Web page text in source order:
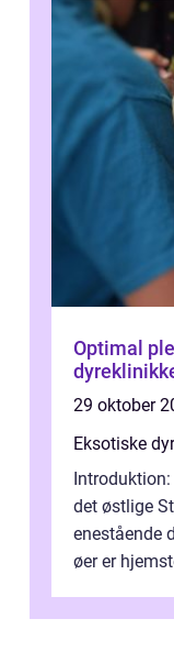
Optimal
29 oktober
Eksotiske dyr
det østlige
enestående
øer er